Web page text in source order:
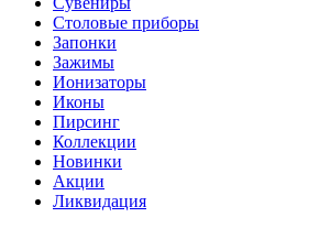
Столовые приборы
Запонки
Зажимы
Ионизаторы
Иконы
Пирсинг
Коллекции
Новинки
Акции
Ликвидация